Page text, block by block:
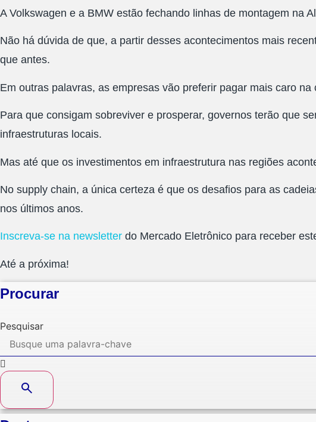
A Volkswagen e a BMW estão fechando linhas de montagem na
Não há dúvida de que, a partir desses acontecimentos mais
que antes.
Em outras palavras, as empresas vão preferir pagar mais caro
Para que consigam sobreviver e prosperar, governos terão que
infraestruturas locais.
Mas até que os investimentos em infraestrutura nas regiões
No supply chain, a única certeza é que os desafios para as
nos últimos anos.
Inscreva-se na newsletter do Mercado Eletrônico para receber
Até a próxima!
Procurar
Pesquisar